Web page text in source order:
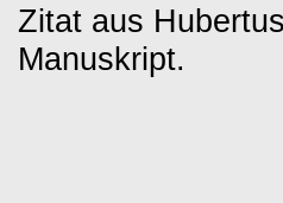
Zitat aus
Manuskript.